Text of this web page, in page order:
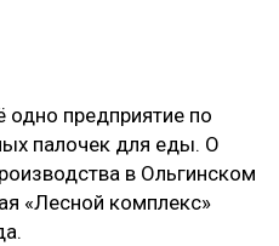
одно предприятие по
палочек для еды. О
в Ольгинском
«Лесной комплекс»